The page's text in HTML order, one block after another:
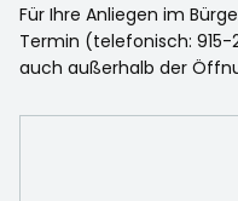
Für Ihre Anliegen im
Termin (telefonisch: 915-
auch außerhalb der